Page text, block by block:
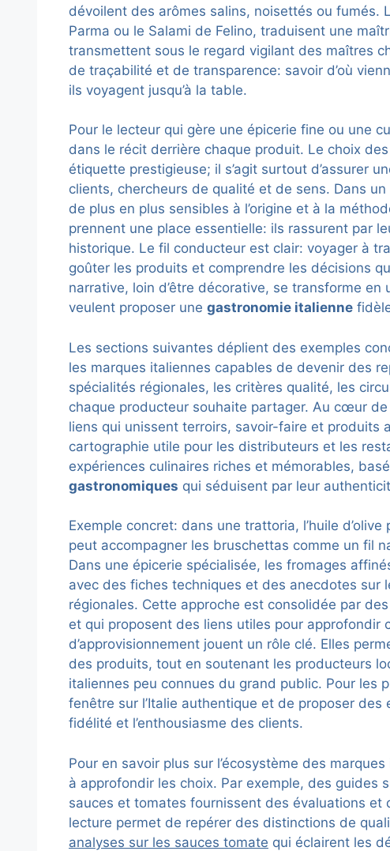
dévoilent des arômes salins, noisettés ou fumés.
Parma ou le Salami de Felino, traduisent une
transmettent sous le regard vigilant des maîtres
de traçabilité et de transparence: savoir d’où
ils voyagent jusqu’à la table.
Pour le lecteur qui gère une épicerie fine ou une
dans le récit derrière chaque produit. Le choix
étiquette prestigieuse; il s’agit surtout d’assurer
clients, chercheurs de qualité et de sens. Dans
de plus en plus sensibles à l’origine et à la
prennent une place essentielle: ils rassurent par
historique. Le fil conducteur est clair: voyager à
goûter les produits et comprendre les décisions
narrative, loin d’être décorative, se transforme
veulent proposer une gastronomie italienne
Les sections suivantes déplient des exemples
les marques italiennes capables de devenir des
spécialités régionales, les critères qualité, les
chaque producteur souhaite partager. Au cœur de
liens qui unissent terroirs, savoir-faire et produits
cartographie utile pour les distributeurs et les
expériences culinaires riches et mémorables,
gastronomiques qui séduisent par leur
Exemple concret: dans une trattoria, l’huile
peut accompagner les bruschettas comme un fil
Dans une épicerie spécialisée, les fromages
avec des fiches techniques et des anecdotes
régionales. Cette approche est consolidée par
et qui proposent des liens utiles pour approfondir
d’approvisionnement jouent un rôle clé. Elles
des produits, tout en soutenant les producteurs
italiennes peu connues du grand public. Pour les
fenêtre sur l’Italie authentique et de proposer
fidélité et l’enthousiasme des clients.
Pour en savoir plus sur l’écosystème des
à approfondir les choix. Par exemple, des guides
sauces et tomates fournissent des évaluations
lecture permet de repérer des distinctions de
analyses sur les sauces tomate qui éclairent les